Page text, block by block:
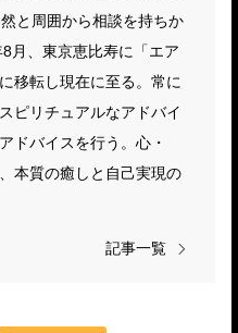
と周囲から相談を持ちか
月、東京恵比寿に「エア
移転し現在に至る。常に
ピリチュアルなアドバイ
ドバイスを行う。心・
本質の癒しと自己実現の
記事一覧